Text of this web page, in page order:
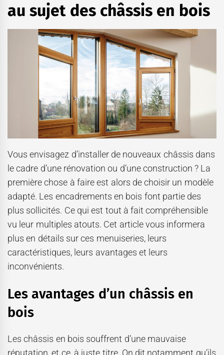
au sujet des châssis en bois
Vous envisagez d’installer de nouveaux châssis dans
le cadre d’une rénovation ou d’une construction ? La
première chose à faire est alors de choisir un modèle
adapté. Les encadrements en bois font partie des
plus sollicités. Ce qui est tout à fait compréhensible
vu leur multiples atouts. Cet article vous informera
plus en détails sur ces menuiseries, leurs
caractéristiques, leurs avantages et leurs
inconvénients.
Les avantages d’un châssis en
bois
Les châssis en bois souffrent d’une mauvaise
réputation, et ce, à juste titre. On dit notamment qu’ils